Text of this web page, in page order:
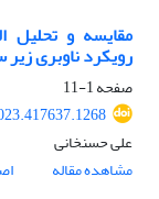
مقایسه و تحلیل
رویکرد ناوبری
صفحه1-11
علی حسنخانی
مشاهده مقاله